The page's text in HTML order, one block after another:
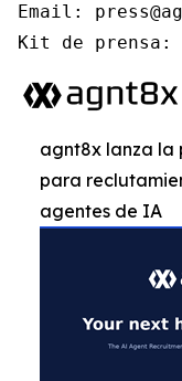
Email:
Kit de prensa:
agnt8x lanza la
para
agentes de IA